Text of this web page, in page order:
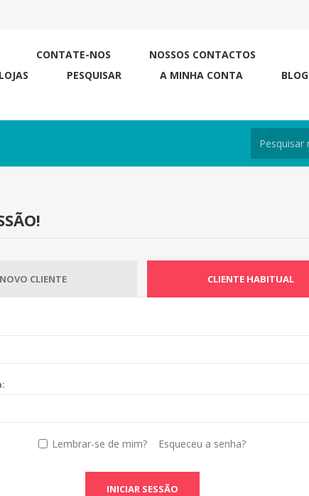
CONTATE-NOS
NOSSOS CONTACTOS
PESQUISAR A MINHA CONTA BLOG
NOVO CLIENTE CLIENTE HABITUAL
Lembrar-se de mim? Esqueceu a senha?
INICIAR SESSÃO